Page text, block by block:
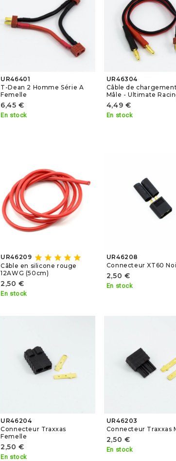
UR46401
T-Dean 2 Homme Série A
Femelle
6,45 €
En stock
UR46304
Câble de
Mâle - Ultimate
4,49 €
En stock
UR46209 star star star star star
Câble en silicone rouge
12AWG (50cm)
2,50 €
En stock
UR46208
Connecteur XT60
2,50 €
En stock
UR46204
Connecteur Traxxas
Femelle
2,50 €
En stock
UR46203
Connecteur Traxxas
2,50 €
En stock